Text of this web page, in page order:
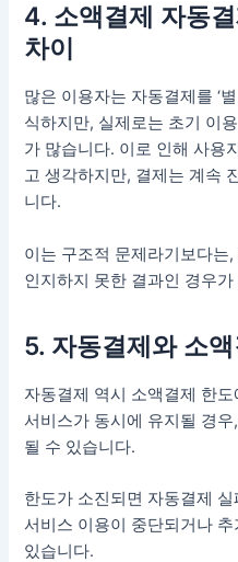
4. 소액결제 자동
차이
많은 이용자는 자동결제를 ‘
식하지만, 실제로는 초기 이
가 많습니다. 이로 인해 사용
고 생각하지만, 결제는 계속
니다.
이는 구조적 문제라기보다는
인지하지 못한 결과인 경우가
5. 자동결제와 소
자동결제 역시 소액결제 한
서비스가 동시에 유지될 경
될 수 있습니다.
한도가 소진되면 자동결제
서비스 이용이 중단되거나
있습니다.